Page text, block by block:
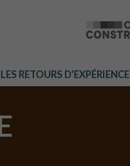
LES RETOURS D’EXPÉRIENCE